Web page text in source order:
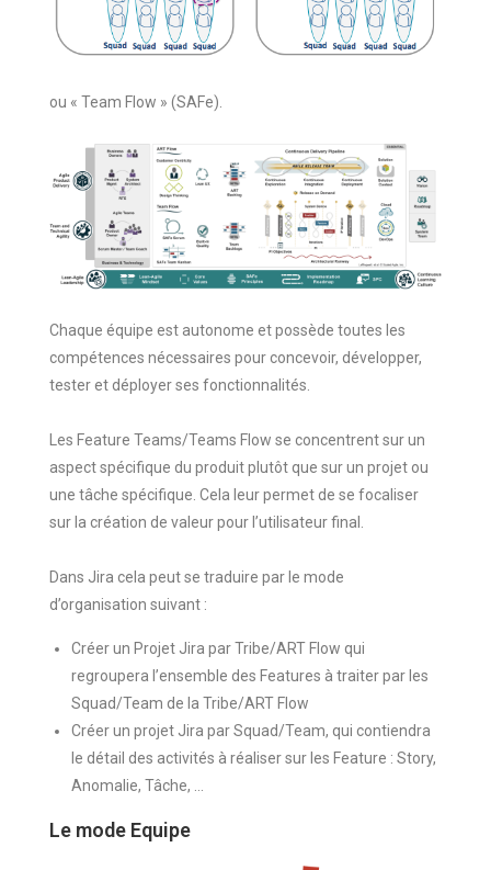
ou « Team Flow » (SAFe).
Chaque équipe est autonome et possède toutes les
compétences nécessaires pour concevoir, développer,
tester et déployer ses fonctionnalités.
Les Feature Teams/Teams Flow se concentrent sur un
aspect spécifique du produit plutôt que sur un projet ou
une tâche spécifique. Cela leur permet de se focaliser
sur la création de valeur pour l’utilisateur final.
Dans Jira cela peut se traduire par le mode
d’organisation suivant :
Créer un Projet Jira par Tribe/ART Flow qui
regroupera l’ensemble des Features à traiter par les
Squad/Team de la Tribe/ART Flow
Créer un projet Jira par Squad/Team, qui contiendra
le détail des activités à réaliser sur les Feature : Story,
Anomalie, Tâche, …
Le mode Equipe